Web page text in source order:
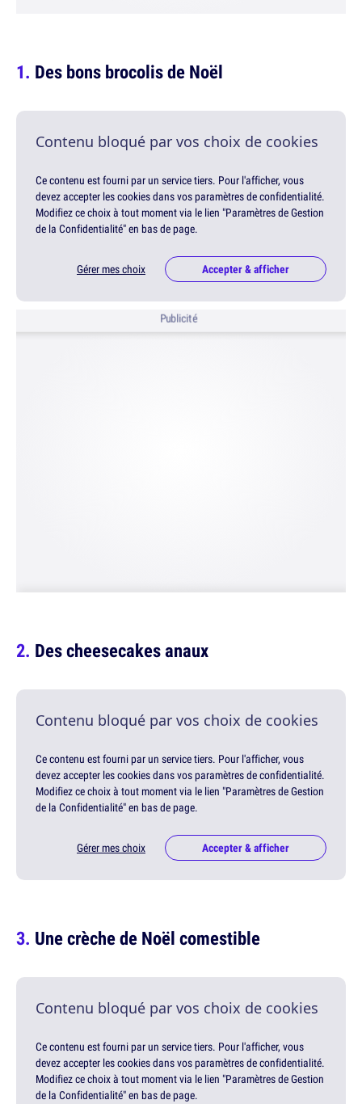
Des bons brocolis de Noël
Contenu bloqué par vos choix de cookies
Ce contenu est fourni par un service tiers. Pour l'afficher, vous
devez accepter les cookies dans vos paramètres de confidentialité.
Modifiez ce choix à tout moment via le lien "Paramètres de Gestion
de la Confidentialité" en bas de page.
Gérer mes choix Accepter & afficher
Publicité
Des cheesecakes anaux
Contenu bloqué par vos choix de cookies
Ce contenu est fourni par un service tiers. Pour l'afficher, vous
devez accepter les cookies dans vos paramètres de confidentialité.
Modifiez ce choix à tout moment via le lien "Paramètres de Gestion
de la Confidentialité" en bas de page.
Gérer mes choix Accepter & afficher
Une crèche de Noël comestible
Contenu bloqué par vos choix de cookies
Ce contenu est fourni par un service tiers. Pour l'afficher, vous
devez accepter les cookies dans vos paramètres de confidentialité.
Modifiez ce choix à tout moment via le lien "Paramètres de Gestion
de la Confidentialité" en bas de page.